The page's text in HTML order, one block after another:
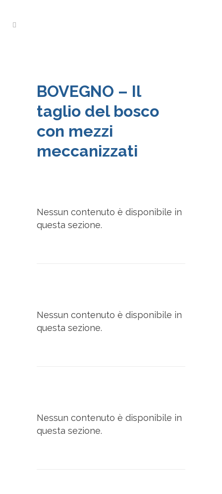
BOVEGNO – Il
taglio del bosco
con mezzi
meccanizzati
Nessun contenuto è disponibile in
questa sezione.
Nessun contenuto è disponibile in
questa sezione.
Nessun contenuto è disponibile in
questa sezione.